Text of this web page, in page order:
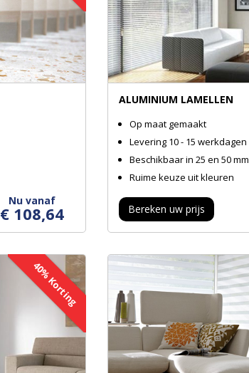
Nu vanaf
€ 108,64
ALUMINIUM LAMELLEN
Op maat gemaakt
Levering 10 - 15 werkdagen
Beschikbaar in 25 en 50 mm
Ruime keuze uit kleuren
Bereken uw prijs
40% Korting